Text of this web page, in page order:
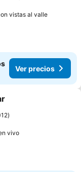
vistas al valle
Ver precios
vivo